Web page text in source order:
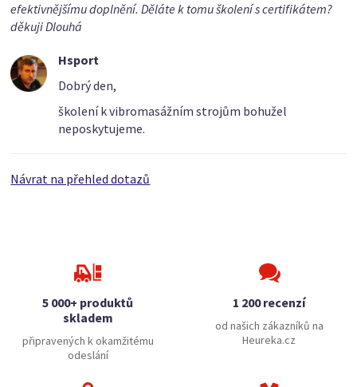
efektivnějšímu doplnění. Děláte k tomu školení s certifikátem?
děkuji Dlouhá
Hsport
Dobrý den,
školení k vibromasážním strojům bohužel
neposkytujeme.
Návrat na přehled dotazů
5 000+ produktů
skladem
připravených k okamžitému
odeslání
1 200 recenzí
od našich zákazníků na
Heureka.cz